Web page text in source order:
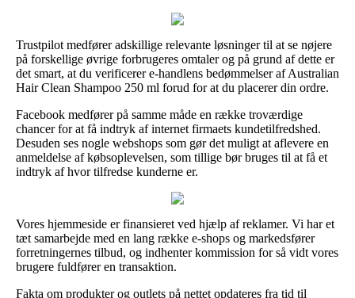
Trustpilot medfører adskillige relevante løsninger til at se nøjere
på forskellige øvrige forbrugeres omtaler og på grund af dette er
det smart, at du verificerer e-handlens bedømmelser af Australian
Hair Clean Shampoo 250 ml forud for at du placerer din ordre.
Facebook medfører på samme måde en række troværdige
chancer for at få indtryk af internet firmaets kundetilfredshed.
Desuden ses nogle webshops som gør det muligt at aflevere en
anmeldelse af købsoplevelsen, som tillige bør bruges til at få et
indtryk af hvor tilfredse kunderne er.
Vores hjemmeside er finansieret ved hjælp af reklamer. Vi har et
tæt samarbejde med en lang række e-shops og markedsfører
forretningernes tilbud, og indhenter kommission for så vidt vores
brugere fuldfører en transaktion.
Fakta om produkter og outlets på nettet opdateres fra tid til